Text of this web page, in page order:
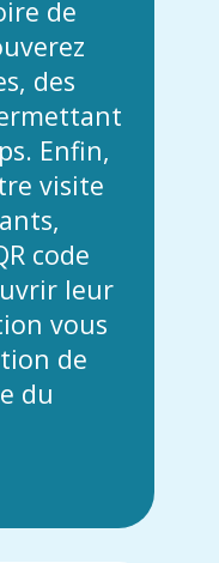
de
des
Enfin,
visite
code
leur
vous
de
du